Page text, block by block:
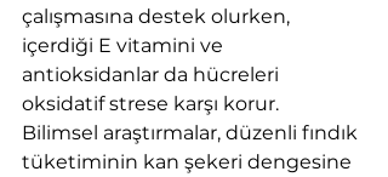
çalışmasına destek olurken,
içerdiği E vitamini ve
antioksidanlar da hücreleri
oksidatif strese karşı korur.
Bilimsel araştırmalar, düzenli fındık
tüketiminin kan şekeri dengesine